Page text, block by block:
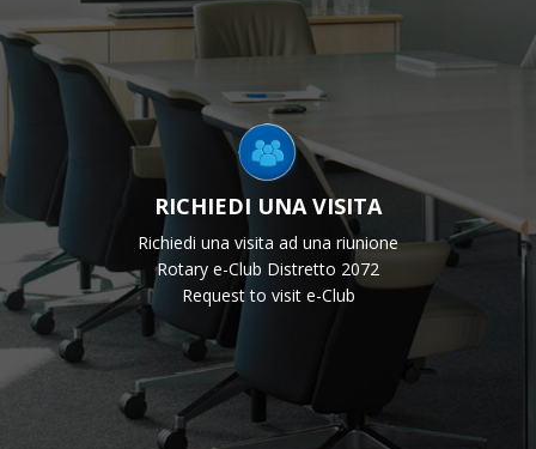
RICHIEDI UNA VISITA
Richiedi una visita ad una riunione
Rotary e-Club Distretto 2072
Request to visit e-Club